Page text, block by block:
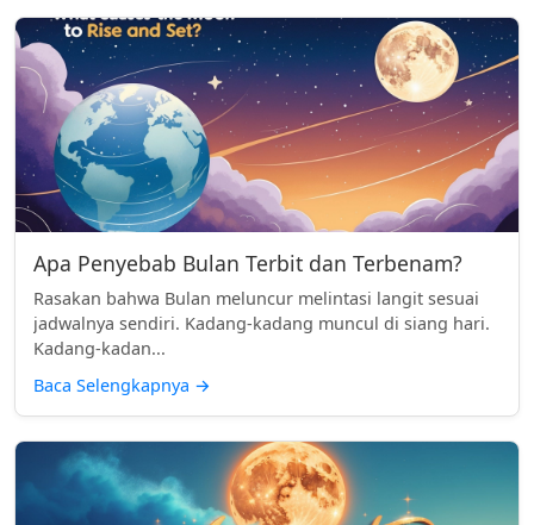
Apa Penyebab Bulan Terbit dan Terbenam?
Rasakan bahwa Bulan meluncur melintasi langit sesuai
jadwalnya sendiri. Kadang-kadang muncul di siang hari.
Kadang-kadan...
Baca Selengkapnya →